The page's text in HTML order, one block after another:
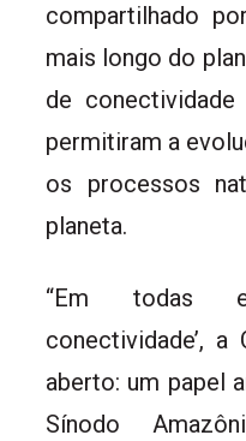
compartilhado
mais longo do
de conectividade
permitiram a
os processos
planeta.
“Em todas
conectividade’,
aberto: um papel
Sínodo